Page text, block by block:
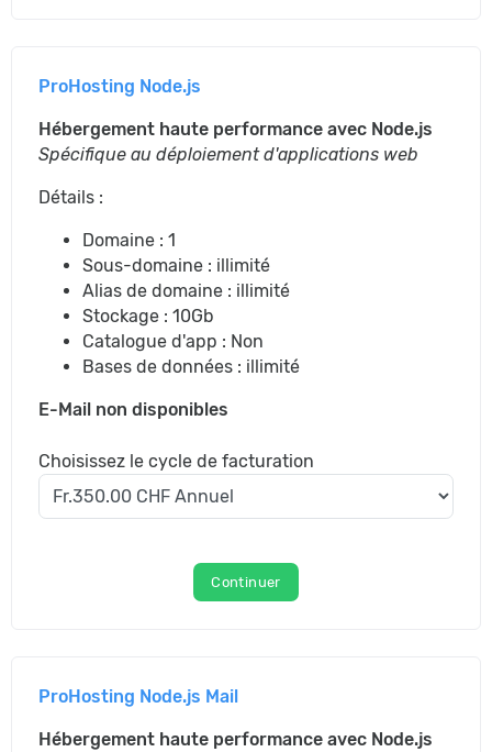
ProHosting Node.js
Hébergement haute performance avec Node.js
Spécifique au déploiement d'applications web
Détails :
Domaine : 1
Sous-domaine : illimité
Alias de domaine : illimité
Stockage : 10Gb
Catalogue d'app : Non
Bases de données : illimité
E-Mail non disponibles
Choisissez le cycle de facturation
Continuer
ProHosting Node.js Mail
Hébergement haute performance avec Node.js